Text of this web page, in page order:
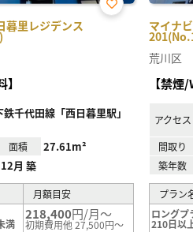
暮里レジデンス お気
千代田線「西日暮里駅」
面積 27.61m²
月 築
月額目安
満
218,400円/月～
初期費用他 27,500円～
マイナ
荒川区
【禁煙
アクセス
間取り
築年数
プラン
ロングプ
210日以